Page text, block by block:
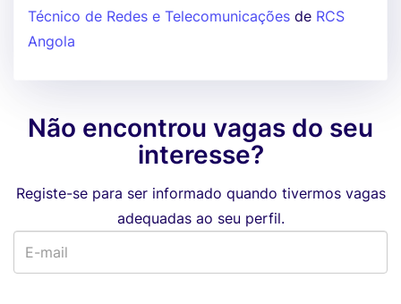
Técnico de Redes e Telecomunicações de RCS
Angola
Não encontrou vagas do seu
interesse?
Registe-se para ser informado quando tivermos vagas
adequadas ao seu perfil.